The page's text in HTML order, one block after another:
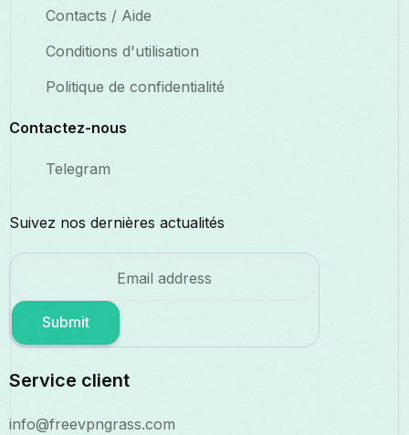
Contacts / Aide
Conditions d'utilisation
Politique de confidentialité
Contactez-nous
Telegram
Suivez nos dernières actualités
Submit
Service client
info@freevpngrass.com